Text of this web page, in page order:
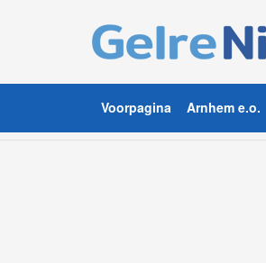
Voorpagina Arnhem e.o.